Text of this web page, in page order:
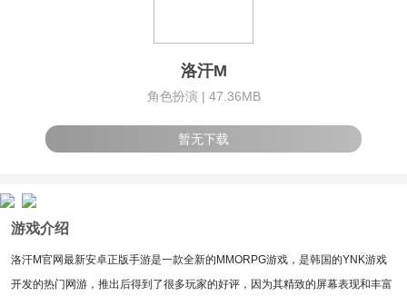
洛汗M
角色扮演 | 47.36MB
暂无下载
游戏介绍
洛汗M官网最新安卓正版手游是一款全新的MMORPG游戏，是韩国的YNK游戏
开发的热门网游，推出后得到了很多玩家的好评，因为其精致的屏幕表现和丰富